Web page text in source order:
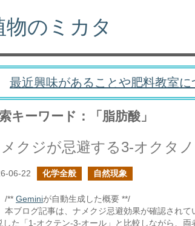
物のミカタ
最近興味があることや肥料教室
キーワード：「脂肪酸」
クジが忌避する3-オクタ
06-22 化学全般 自然現象
/** Geminiが自動生成した概要 **/
本ブログ記事は、ナメクジ忌避効果が確認され
した「1-オクテン-3-オール」と比較しながら、